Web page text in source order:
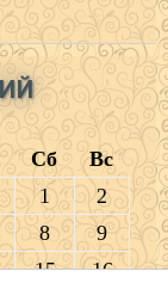
Сб
Вс
1
2
8
9
15
16